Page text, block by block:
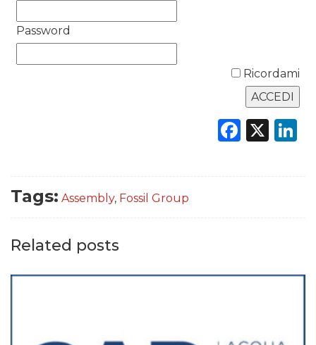
Password
Ricordami
X
Tags: Assembly, Fossil Group
Related posts